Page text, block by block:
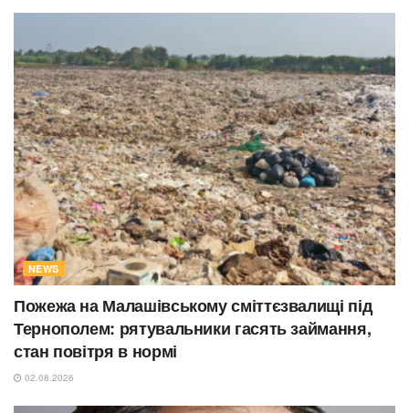
NEWS
Пожежа на Малашівському сміттєзвалищі під
Тернополем: рятувальники гасять займання,
стан повітря в нормі
02.08.2026